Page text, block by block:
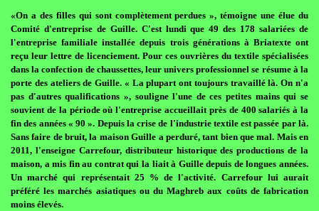
«On a des filles qui sont complètement perdues », témoigne une élue du
Comité d'entreprise de Guille. C'est lundi que 49 des 178 salariées de
l'entreprise familiale installée depuis trois générations à Briatexte ont
reçu leur lettre de licenciement. Pour ces ouvrières du textile spécialisées
dans la confection de chaussettes, leur univers professionnel se résume à la
porte des ateliers de Guille. « La plupart ont toujours travaillé là. On n'a
pas d'autres qualifications », souligne l'une de ces petites mains qui se
souvient de la période où l'entreprise accueillait près de 400 salariés à la
fin des années « 90 ». Depuis la crise de l'industrie textile est passée par là.
Sans faire de bruit, la maison Guille a perduré, tant bien que mal. Mais en
2011, l'enseigne Carrefour, distributeur historique des productions de la
maison, a mis fin au contrat qui la liait à Guille depuis de longues années.
Un marché qui représentait 25 % de l'activité. Carrefour lui aurait
préféré les marchés asiatiques ou du Maghreb aux coûts de fabrication
moins élevés.